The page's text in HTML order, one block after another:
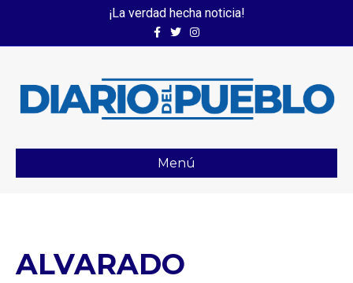
¡La verdad hecha noticia!
FacebookTwitterInstagram
Menú
ALVARADO